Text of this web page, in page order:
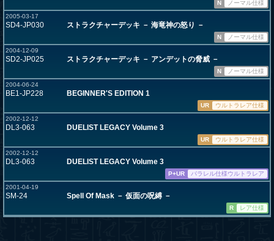
N
ノーマル仕様
2005-03-17
SD4-JP030 ストラクチャーデッキ － 海竜神の怒り －
N
ノーマル仕様
2004-12-09
SD2-JP025 ストラクチャーデッキ － アンデットの脅威 －
N
ノーマル仕様
2004-06-24
BE1-JP228 BEGINNER'S EDITION 1
UR
ウルトラレア仕様
2002-12-12
DL3-063 DUELIST LEGACY Volume 3
UR
ウルトラレア仕様
2002-12-12
DL3-063 DUELIST LEGACY Volume 3
P+UR
パラレル仕様ウルトラレア
2001-04-19
SM-24 Spell Of Mask － 仮面の呪縛 －
R レア仕様